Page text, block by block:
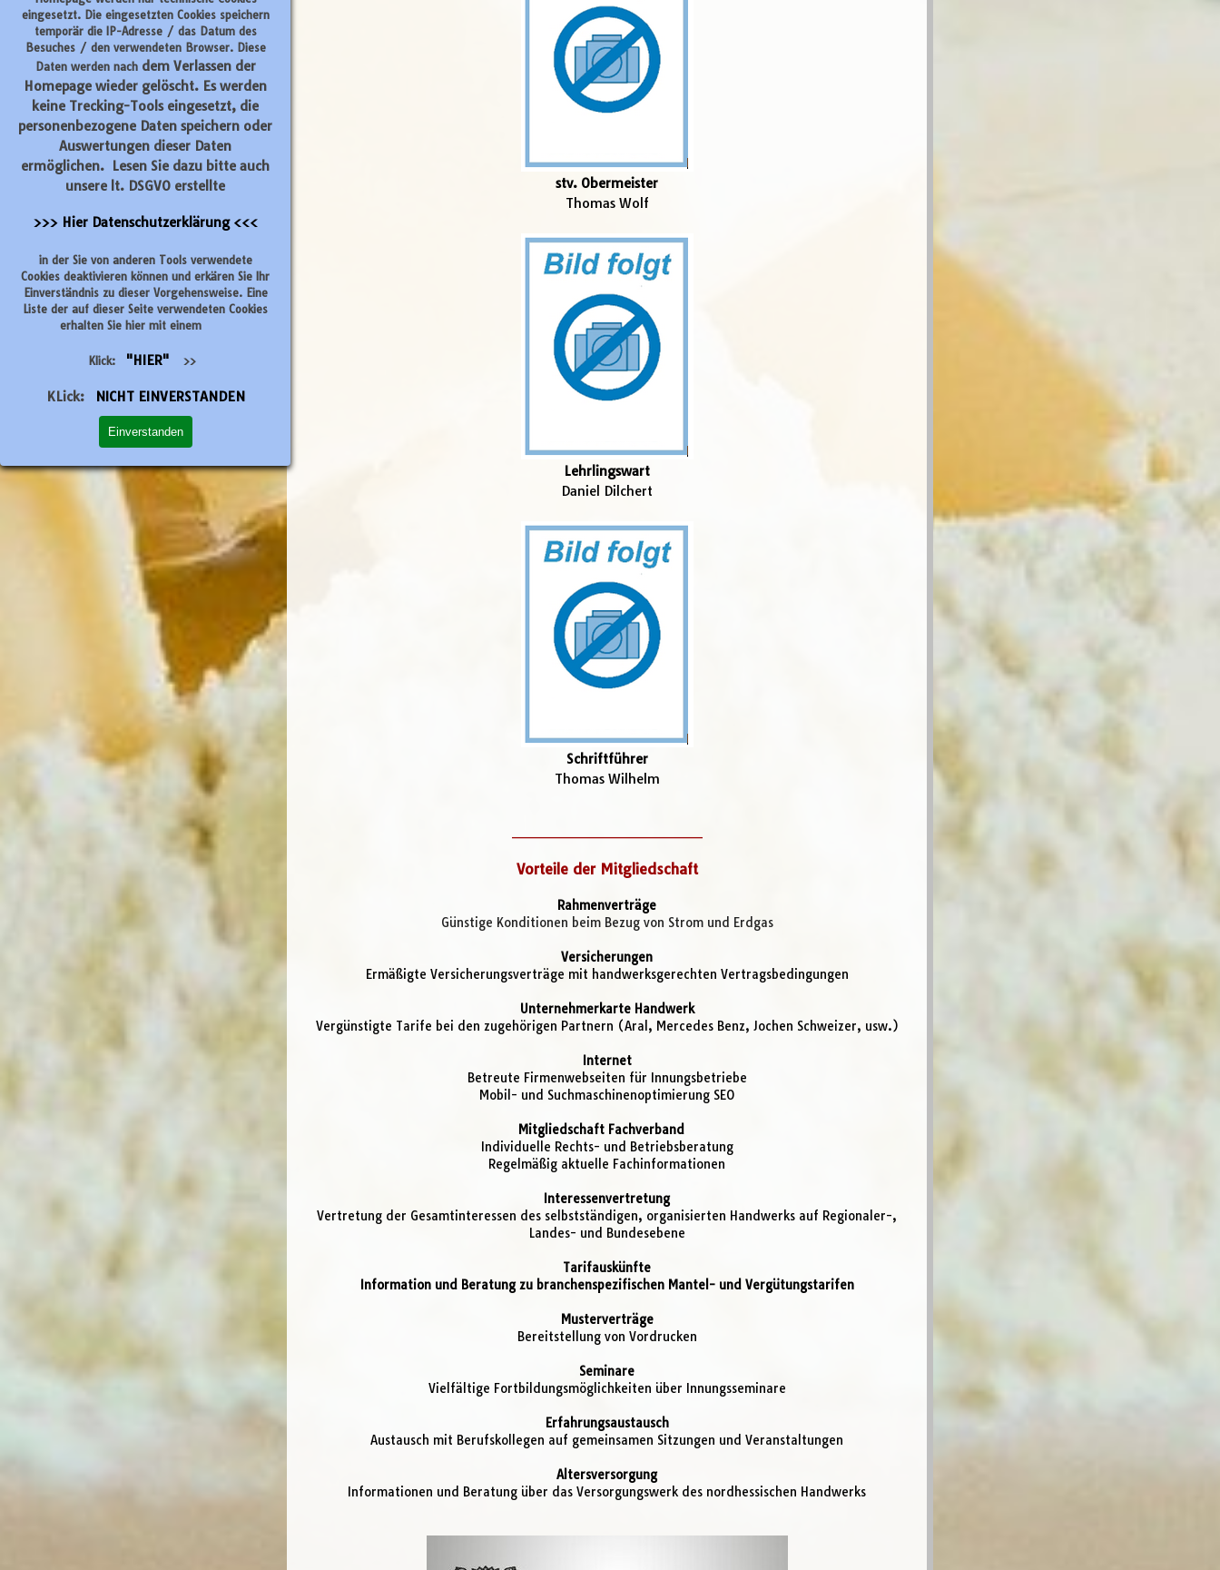
eingesetzt. Die eingesetzten Cookies speichern
temporär die IP-Adresse / das Datum des
Besuches / den verwendeten Browser. Diese
Daten werden nach dem Verlassen der
Homepage wieder gelöscht. Es werden
keine Trecking-Tools eingesetzt, die
personenbezogene Daten speichern oder
Auswertungen dieser Daten
ermöglichen. Lesen Sie dazu bitte auch
unsere lt. DSGVO erstellte
>>> Hier Datenschutzerklärung <<<
in der Sie von anderen Tools verwendete
Cookies deaktivieren können und erkären Sie Ihr
Einverständnis zu dieser Vorgehensweise. Eine
Liste der auf dieser Seite verwendeten Cookies
erhalten Sie hier mit einem
Klick: "HIER">>
KLick: NICHT EINVERSTANDEN
Einverstanden
stv. Obermeister
Thomas Wolf
Lehrlingswart
Daniel Dilchert
Schriftführer
Thomas Wilhelm
Vorteile der Mitgliedschaft
Rahmenverträge
Günstige Konditionen beim Bezug von Strom und Erdgas
Versicherungen
Ermäßigte Versicherungsverträge mit handwerksgerechten Vertragsbedingungen
Unternehmerkarte Handwerk
Vergünstigte Tarife bei den zugehörigen Partnern (Aral, Mercedes Benz, Jochen Schweizer, usw.)
Internet
Betreute Firmenwebseiten für Innungsbetriebe
Mobil- und Suchmaschinenoptimierung SEO
Mitgliedschaft Fachverband
Individuelle Rechts- und Betriebsberatung
Regelmäßig aktuelle Fachinformationen
Interessenvertretung
Vertretung der Gesamtinteressen des selbstständigen, organisierten Handwerks auf Regionaler-,
Landes- und Bundesebene
Tarifauskünfte
Information und Beratung zu branchenspezifischen Mantel- und Vergütungstarifen
Musterverträge
Bereitstellung von Vordrucken
Seminare
Vielfältige Fortbildungsmöglichkeiten über Innungsseminare
Erfahrungsaustausch
Austausch mit Berufskollegen auf gemeinsamen Sitzungen und Veranstaltungen
Altersversorgung
Informationen und Beratung über das Versorgungswerk des nordhessischen Handwerks